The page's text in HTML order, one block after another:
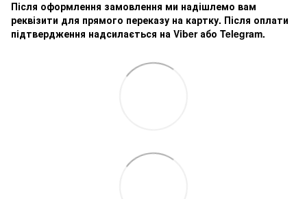
Після оформлення замовлення ми надішлемо вам
реквізити для прямого переказу на картку. Після оплати
підтвердження надсилається на Viber або Telegram.